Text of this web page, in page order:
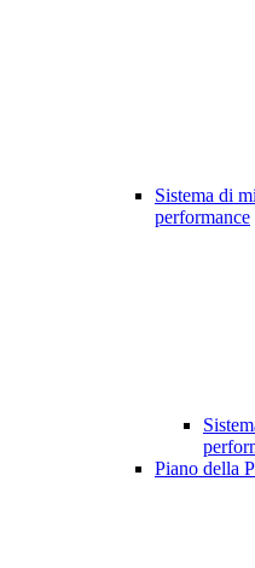
Sistema di
performance
Piano della